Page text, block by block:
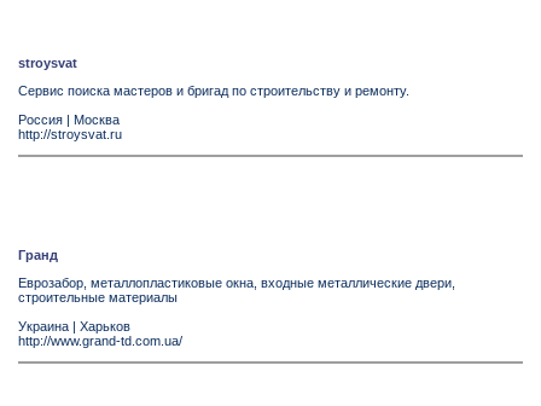
stroysvat
Сервис поиска мастеров и бригад по строительству и ремонту.
Россия | Москва
http://stroysvat.ru
Гранд
Еврозабор, металлопластиковые окна, входные металлические двери,
строительные материалы
Украина | Харьков
http://www.grand-td.com.ua/